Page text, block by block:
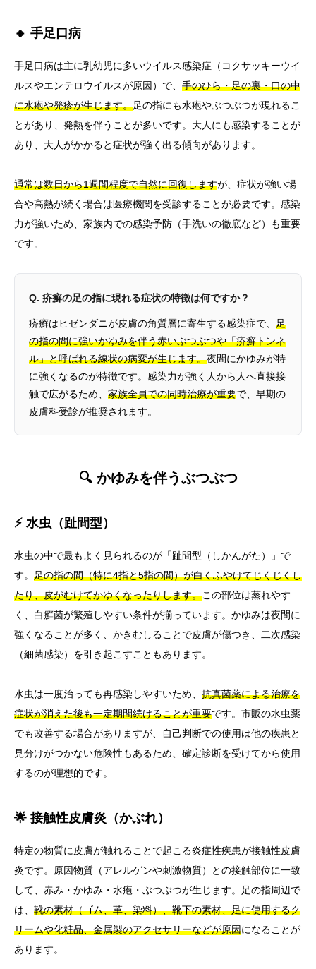
🔸 手足口病
手足口病は主に乳幼児に多いウイルス感染症（コクサッキーウイ
ルスやエンテロウイルスが原因）で、 手のひら・足の裏・口の中
に水疱や発疹が生じます。足の指にも水疱やぶつぶつが現れるこ
とがあり、発熱を伴うことが多いです。大人にも感染することが
あり、大人がかかると症状が強く出る傾向があります。
通常は数日から1週間程度で自然に回復しますが、症状が強い場
合や高熱が続く場合は医療機関を受診することが必要です。感染
力が強いため、家族内での感染予防（手洗いの徹底など）も重要
です。
Q. 疥癬の足の指に現れる症状の特徴は何ですか？
疥癬はヒゼンダニが皮膚の角質層に寄生する感染症で、 足
の指の間に強いかゆみを伴う赤いぶつぶつや「疥癬トンネ
ル」と呼ばれる線状の病変が生じます。夜間にかゆみが特
に強くなるのが特徴です。感染力が強く人から人へ直接接
触で広がるため、 家族全員での同時治療が重要で、早期の
皮膚科受診が推奨されます。
🔍 かゆみを伴うぶつぶつ
⚡ 水虫（趾間型）
水虫の中で最もよく見られるのが「趾間型（しかんがた）」で
す。 足の指の間（特に4指と5指の間）が白くふやけてじくじくし
たり、皮がむけてかゆくなったりします。この部位は蒸れやす
く、白癬菌が繁殖しやすい条件が揃っています。かゆみは夜間に
強くなることが多く、かきむしることで皮膚が傷つき、二次感染
（細菌感染）を引き起こすこともあります。
水虫は一度治っても再感染しやすいため、 抗真菌薬による治療を
症状が消えた後も一定期間続けることが重要です。市販の水虫薬
でも改善する場合がありますが、自己判断での使用は他の疾患と
見分けがつかない危険性もあるため、確定診断を受けてから使用
するのが理想的です。
🌟 接触性皮膚炎（かぶれ）
特定の物質に皮膚が触れることで起こる炎症性疾患が接触性皮膚
炎です。原因物質（アレルゲンや刺激物質）との接触部位に一致
して、赤み・かゆみ・水疱・ぶつぶつが生じます。足の指周辺で
は、 靴の素材（ゴム、革、染料）、靴下の素材、足に使用するク
リームや化粧品、金属製のアクセサリーなどが原因になることが
あります。